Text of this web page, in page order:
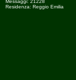
Messaggi: 21228
Residenza: Reggio Emilia